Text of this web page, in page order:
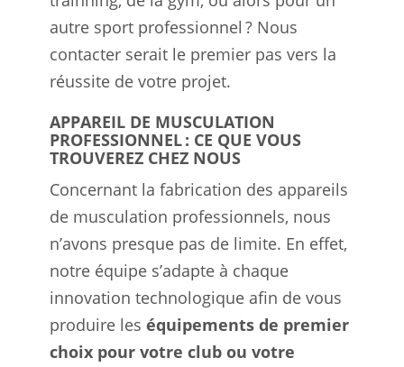
autre sport professionnel ? Nous
contacter serait le premier pas vers la
réussite de votre projet.
APPAREIL DE MUSCULATION
PROFESSIONNEL : CE QUE VOUS
TROUVEREZ CHEZ NOUS
Concernant la fabrication des appareils
de musculation professionnels, nous
n’avons presque pas de limite. En effet,
notre équipe s’adapte à chaque
innovation technologique afin de vous
produire les équipements de premier
choix pour votre club ou votre